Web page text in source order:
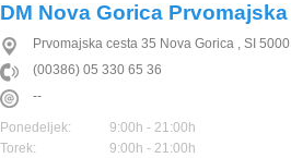
DM Nova Gorica Prvomajska
Prvomajska cesta 35 Nova Gorica , SI 5000
(00386) 05 330 65 36
--
Ponedeljek:
9:00h - 21:00h
Torek:
9:00h - 21:00h